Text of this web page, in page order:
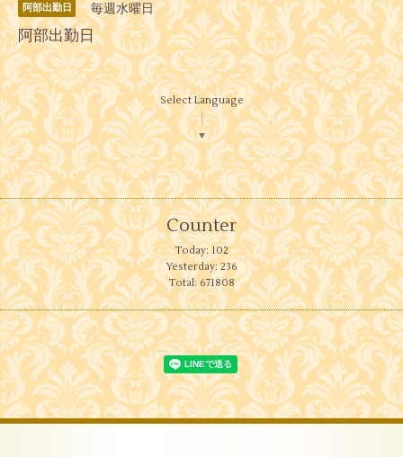
阿部出勤日 毎週水曜日
阿部出勤日
Select Language
▼
Counter
Today:102
Yesterday:236
Total:671808